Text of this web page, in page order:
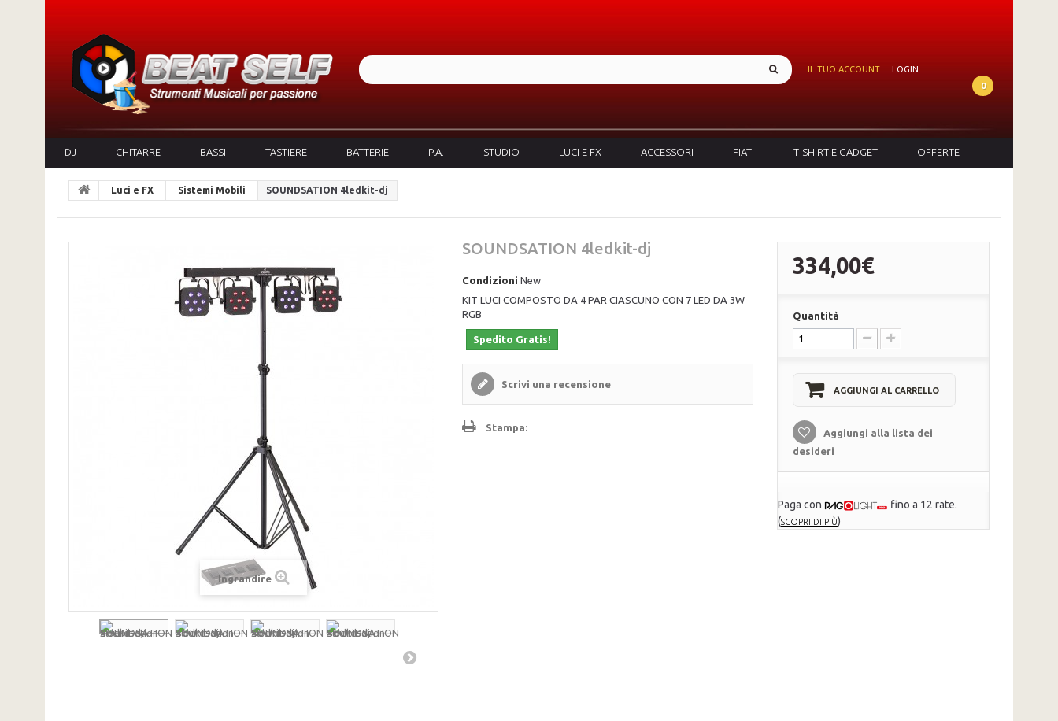
IL TUO ACCOUNT
LOGIN
0
DJ CHITARRE BASSI TASTIERE BATTERIE P.A. STUDIO LUCI E FX ACCESSORI FIATI T-SHIRT E GADGET OFFERTE
Luci e FX Sistemi Mobili SOUNDSATION 4ledkit-dj
Ingrandire
SOUNDSATION 4ledkit-dj
Condizioni New
KIT LUCI COMPOSTO DA 4 PAR CIASCUNO CON 7 LED DA 3W
RGB
Spedito Gratis!
Scrivi una recensione
Stampa:
334,00€
Quantità
AGGIUNGI AL CARRELLO
Aggiungi alla lista dei
desideri
Paga con
fino a 12 rate.
(SCOPRI DI PIÙ)